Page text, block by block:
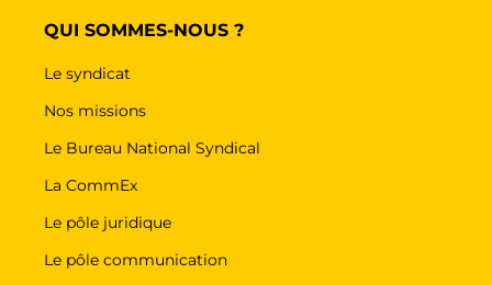
QUI SOMMES-NOUS ?
Le syndicat
Nos missions
Le Bureau National Syndical
La CommEx
Le pôle juridique
Le pôle communication